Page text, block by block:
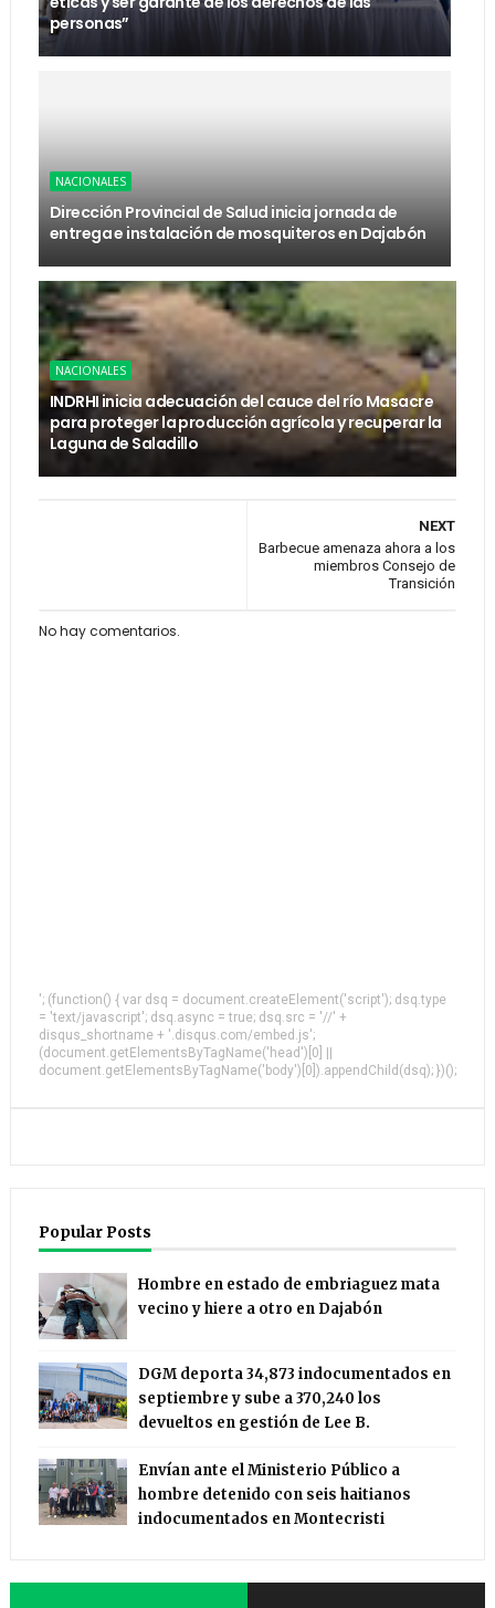
personas”
NACIONALES
Dirección Provincial de Salud inicia jornada de
entrega e instalación de mosquiteros en Dajabón
NACIONALES
INDRHI inicia adecuación del cauce del río Masacre
para proteger la producción agrícola y recuperar la
Laguna de Saladillo
NEXT
Barbecue amenaza ahora a los
miembros Consejo de
Transición
No hay comentarios.
'; (function() { var dsq = document.createElement('script'); dsq.type
= 'text/javascript'; dsq.async = true; dsq.src = '//' +
disqus_shortname + '.disqus.com/embed.js';
(document.getElementsByTagName('head')[0] ||
document.getElementsByTagName('body')[0]).appendChild(dsq); })();
Popular Posts
Hombre en estado de embriaguez mata
vecino y hiere a otro en Dajabón
DGM deporta 34,873 indocumentados en
septiembre y sube a 370,240 los
devueltos en gestión de Lee B.
Envían ante el Ministerio Público a
hombre detenido con seis haitianos
indocumentados en Montecristi